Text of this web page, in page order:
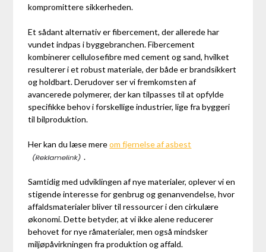
kompromittere sikkerheden.
Et sådant alternativ er fibercement, der allerede har
vundet indpas i byggebranchen. Fibercement
kombinerer cellulosefibre med cement og sand, hvilket
resulterer i et robust materiale, der både er brandsikkert
og holdbart. Derudover ser vi fremkomsten af
avancerede polymerer, der kan tilpasses til at opfylde
specifikke behov i forskellige industrier, lige fra byggeri
til bilproduktion.
Her kan du læse mereom fjernelse af asbest
.
Samtidig med udviklingen af nye materialer, oplever vi en
stigende interesse for genbrug og genanvendelse, hvor
affaldsmaterialer bliver til ressourcer i den cirkulære
økonomi. Dette betyder, at vi ikke alene reducerer
behovet for nye råmaterialer, men også mindsker
miljøpåvirkningen fra produktion og affald.